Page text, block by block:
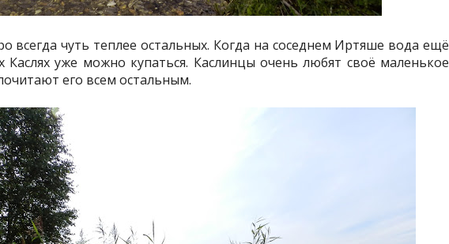
всегда чуть теплее остальных. Когда на соседнем Иртяше вода ещё
Каслях уже можно купаться. Каслинцы очень любят своё маленькое
его всем остальным.